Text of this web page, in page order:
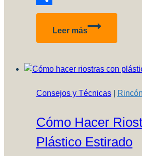
Compartir
Leer más
AK
de
de
Consejos y Técnicas
Cómo Hacer
Plástico Estirado